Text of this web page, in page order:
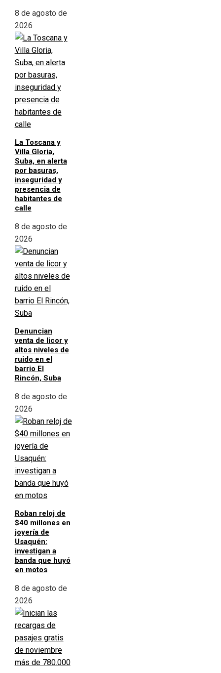
8 de agosto de
2026
La Toscana y
Villa Gloria,
Suba, en alerta
por basuras,
inseguridad y
presencia de
habitantes de
calle
8 de agosto de
2026
Denuncian
venta de licor y
altos niveles de
ruido en el
barrio El
Rincón, Suba
8 de agosto de
2026
Roban reloj de
$40 millones en
joyería de
Usaquén:
investigan a
banda que huyó
en motos
8 de agosto de
2026